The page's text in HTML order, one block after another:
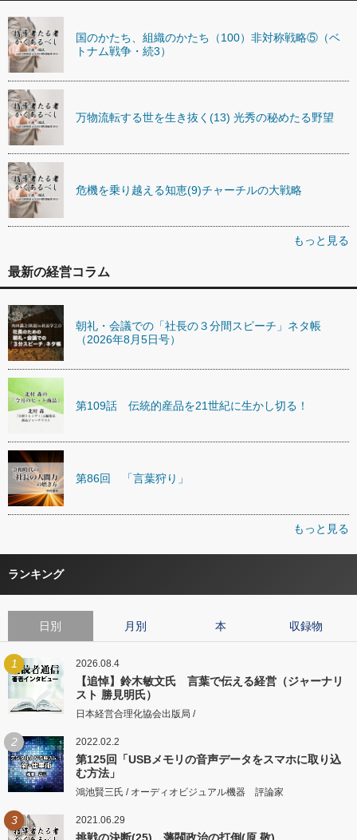
国のかたち、組織のかたち（100）非対称戦略⑤（ベ
トナム戦争・続3）
万物流転する世を生き抜く(13) 光秀の秘めたる野望
危機を乗り越える知恵(9)チャーチルの大戦略
もっと見る
最新の経営コラム
朝礼・会議での「社長の３分間スピーチ」ネタ帳
（2026年8月5日号）
第109話 伝統的産品を21世紀に生かし切る！
第86回 「言葉狩り」
もっと見る
ランキング
日別 月別 本 収録物
1 2026.08.4
【追悼】鈴木敏文氏 言葉で伝える経営（ジャーナリ
スト 勝見明氏）
日本経営合理化協会出版局 /
2 2022.02.2
第125回「USBメモリの音声データをスマホに取り込
む方法」
鴻池賢三氏 / オーディオビジュアル機器 評論家
3 2021.06.29